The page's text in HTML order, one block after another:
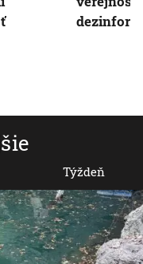
Týždeň